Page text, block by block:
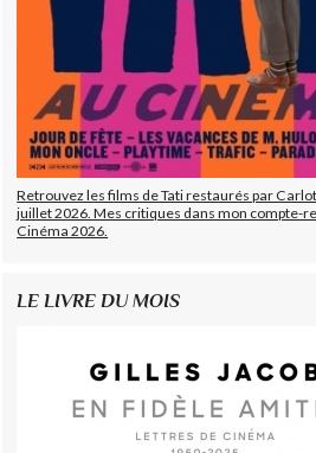
Retrouvez les films de Tati restaurés par
juillet 2026. Mes critiques dans mon compte-
Cinéma 2026.
LE LIVRE DU MOIS